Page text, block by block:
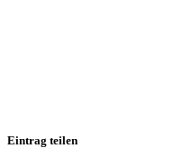
Eintrag teilen